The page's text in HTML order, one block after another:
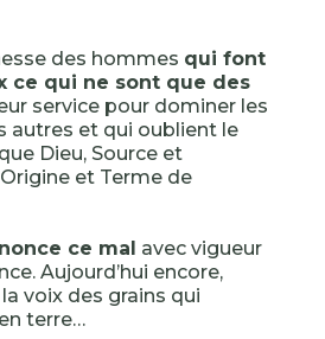
des hommes qui font
ce qui ne sont que des
service pour dominer les
autres et qui oublient le
Dieu, Source et
et Terme de
ce mal avec vigueur
Aujourd’hui encore,
voix des grains qui
terre…